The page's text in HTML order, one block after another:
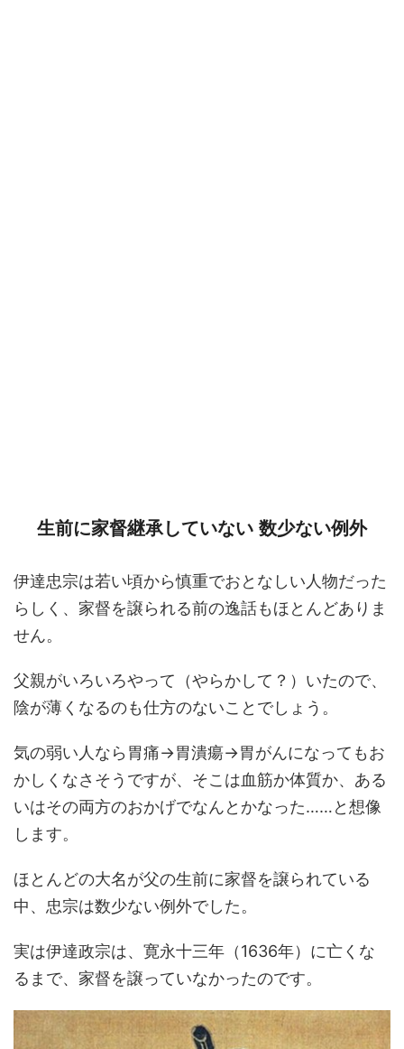
生前に家督継承していない 数少ない例外
伊達忠宗は若い頃から慎重でおとなしい人物だった
らしく、家督を譲られる前の逸話もほとんどありま
せん。
父親がいろいろやって（やらかして？）いたので、
陰が薄くなるのも仕方のないことでしょう。
気の弱い人なら胃痛→胃潰瘍→胃がんになってもお
かしくなさそうですが、そこは血筋か体質か、ある
いはその両方のおかげでなんとかなった……と想像
します。
ほとんどの大名が父の生前に家督を譲られている
中、忠宗は数少ない例外でした。
実は伊達政宗は、寛永十三年（1636年）に亡くな
るまで、家督を譲っていなかったのです。